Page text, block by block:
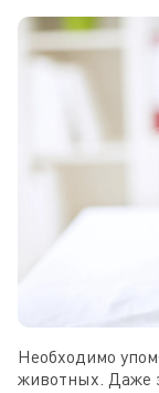
Необходимо
животных. Даже